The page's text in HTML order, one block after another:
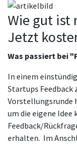
Wie gut ist
Jetzt
Was passiert bei
In einem
Startups Feedback
Vorstellungsrunde
um die eigene Idee
Feedback/
erhalten. Im